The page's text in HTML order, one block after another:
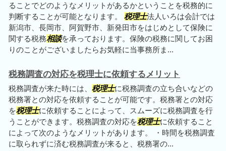
ることでどのようなメリットがあるかということを税務的に
判断することが可能となります。 税理士法人いろは会計では
新潟市、長岡市、阿賀野市、新発田市をはじめとして保険に
関する税務相談を承っております。保険の税務に関してお困
りのことがございましたらお気軽に当事務所ま...
税務調査の対応を税理士に依頼するメリット
税務調査が来た時には、 税理士に税務調査の立ち合いなどの
税務署との対応を依頼することが可能です。税務署との対応
を税理士に依頼することによって、スムーズに税務調査を行
うことができます。税務調査の対応を税理士に依頼すること
によって次のようなメリットがあります。 ・時間を税務調査
に取られずに済む税務調査が来ると、税務署の...